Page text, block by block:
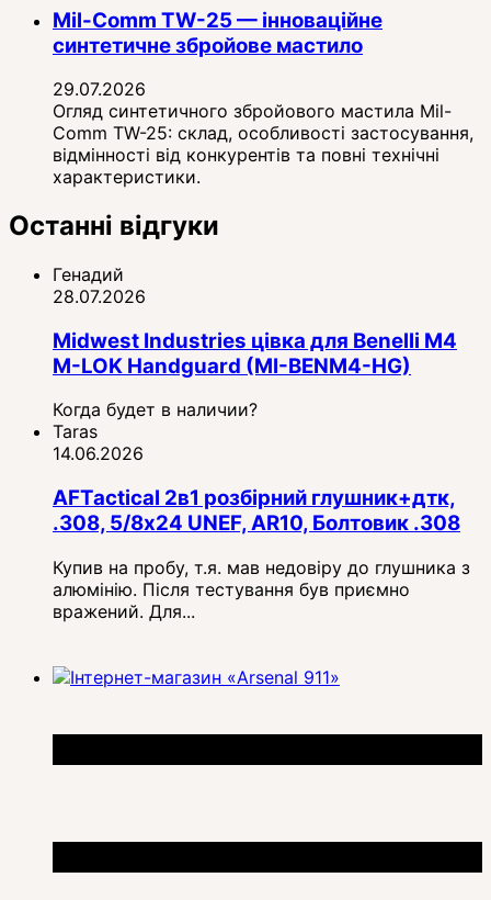
Mil-Comm TW-25 — інноваційне
синтетичне збройове мастило
29.07.2026
Огляд синтетичного збройового мастила Mil-
Comm TW-25: склад, особливості застосування,
відмінності від конкурентів та повні технічні
характеристики.
Останні відгуки
Генадий
28.07.2026
Midwest Industries цівка для Benelli M4
M-LOK Handguard (MI-BENM4-HG)
Когда будет в наличии?
Taras
14.06.2026
AFTactical 2в1 розбірний глушник+дтк,
.308, 5/8x24 UNEF, AR10, Болтовик .308
Купив на пробу, т.я. мав недовіру до глушника з
алюмінію. Після тестування був приємно
вражений. Для...